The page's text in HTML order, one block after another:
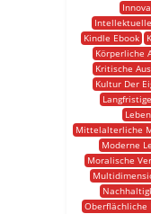
Kindle Ebook
Körperliche
Kritische
Kultur Der
Mittelalterliche
Moderne
Moralische
Oberflächliche